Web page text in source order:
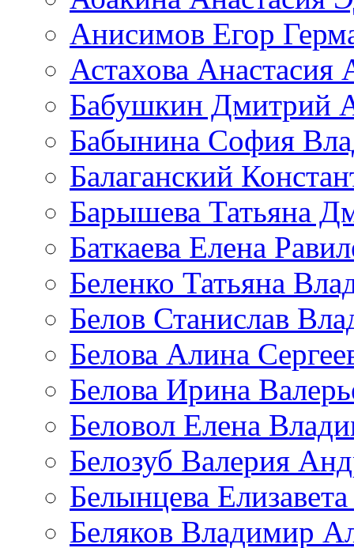
Анисимов Егор
Астахова Анастасия
Бабушкин Дмитрий
Бабынина София
Балаганский
Барышева Татьяна
Баткаева Елена
Беленко Татьяна
Белов Станислав
Белова Алина
Белова Ирина
Беловол Елена
Белозуб Валерия
Белынцева
Беляков Владимир